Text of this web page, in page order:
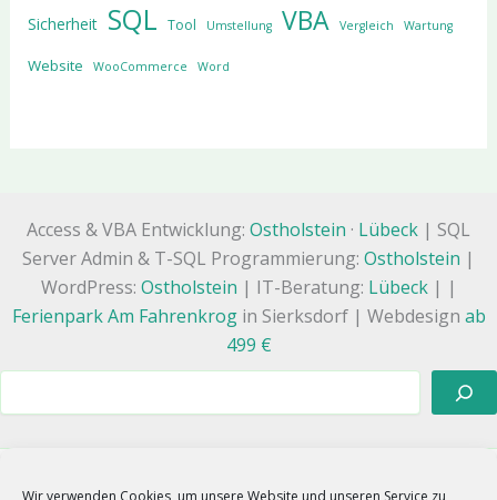
Wir verwenden Cookies, um unsere Website und unseren Service zu
Sicherheit SQL Tool Umstellung VBA Vergleich Wartung
Website WooCommerce Word
Access & VBA Entwicklung: Ostholstein · Lübeck | SQL
Server Admin & T-SQL Programmierung: Ostholstein |
WordPress: Ostholstein | IT-Beratung: Lübeck| |
Ferienpark Am Fahrenkrogin Sierksdorf | Webdesign ab
499 €